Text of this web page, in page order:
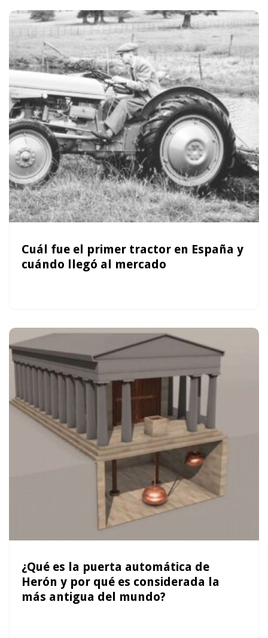
Cuál fue el primer tractor en España y
cuándo llegó al mercado
¿Qué es la puerta automática de
Herón y por qué es considerada la
más antigua del mundo?